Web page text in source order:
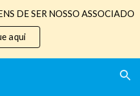
DE SER NOSSO ASSOCIADO
aqui